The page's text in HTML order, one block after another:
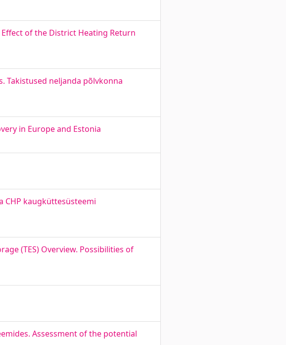
of the District Heating Return
Takistused neljanda põlvkonna
in Europe and Estonia
CHP kaugküttesüsteemi
(TES) Overview. Possibilities of
Assessment of the potential